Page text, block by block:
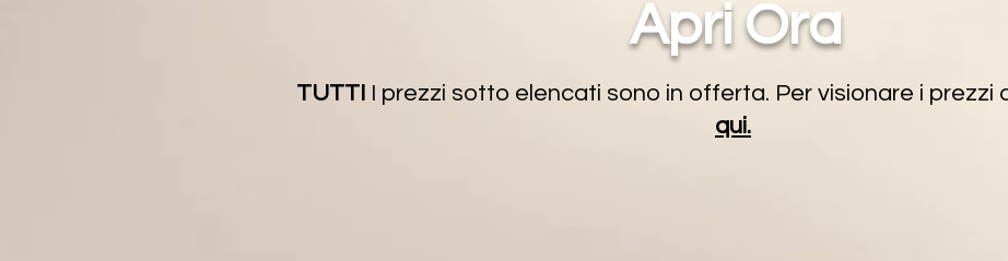
Apri Ora
TUTTI I prezzi sotto elencati sono in offerta. Per visionare i prezzi
qui.